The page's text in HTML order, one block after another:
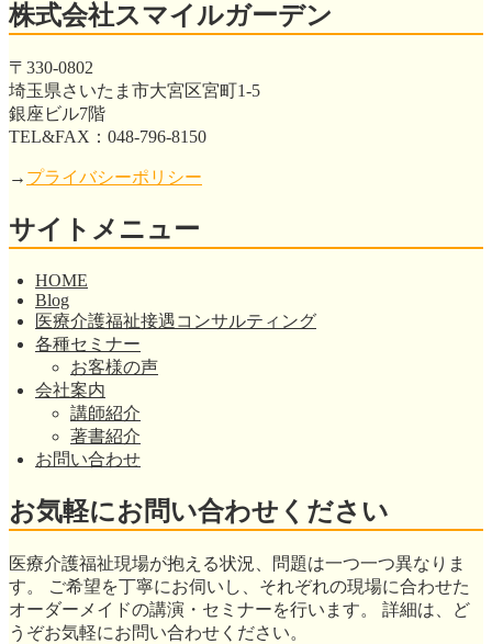
株式会社スマイルガーデン
〒330-0802
埼玉県さいたま市大宮区宮町1-5
銀座ビル7階
TEL&FAX：048-796-8150
→ プライバシーポリシー
サイトメニュー
HOME
Blog
医療介護福祉接遇コンサルティング
各種セミナー
お客様の声
会社案内
講師紹介
著書紹介
お問い合わせ
お気軽にお問い合わせください
医療介護福祉現場が抱える状況、問題は一つ一つ異なりま
す。 ご希望を丁寧にお伺いし、それぞれの現場に合わせた
オーダーメイドの講演・セミナーを行います。 詳細は、ど
うぞお気軽にお問い合わせください。